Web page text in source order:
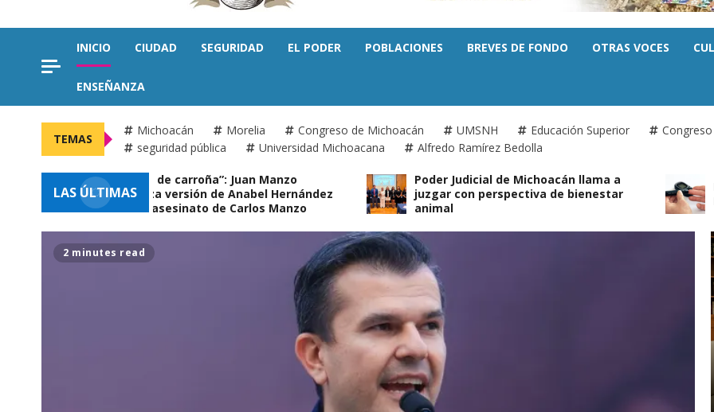
INICIO CIUDAD SEGURIDAD EL PODER POBLACIONES BREVES DE FONDO OTRAS VOCES
ENSEÑANZA
TEMAS
Michoacán Morelia Congreso de Michoacán UMSNH Educación Superior
seguridad pública
Universidad Michoacana Alfredo Ramírez Bedolla
LAS ÚLTIMAS
“Basta de carroña”: Juan Manzo
rechaza versión de Anabel Hernández
sobre asesinato de Carlos Manzo
Poder Judicial de Michoacán llama a
juzgar con perspectiva de bienestar
animal
2 minutes read